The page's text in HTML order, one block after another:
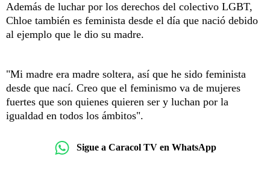
Además de luchar por los derechos del colectivo LGBT,
Chloe también es feminista desde el día que nació debido
al ejemplo que le dio su madre.
"Mi madre era madre soltera, así que he sido feminista
desde que nací. Creo que el feminismo va de mujeres
fuertes que son quienes quieren ser y luchan por la
igualdad en todos los ámbitos".
Sigue a Caracol TV en WhatsApp